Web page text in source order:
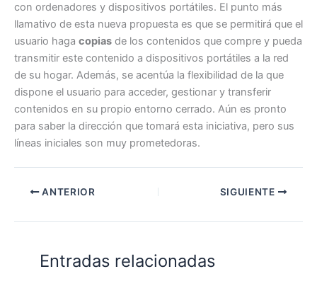
con ordenadores y dispositivos portátiles. El punto más
llamativo de esta nueva propuesta es que se permitirá que el
usuario haga copias de los contenidos que compre y pueda
transmitir este contenido a dispositivos portátiles a la red
de su hogar. Además, se acentúa la flexibilidad de la que
dispone el usuario para acceder, gestionar y transferir
contenidos en su propio entorno cerrado. Aún es pronto
para saber la dirección que tomará esta iniciativa, pero sus
líneas iniciales son muy prometedoras.
ANTERIOR SIGUIENTE
Entradas relacionadas